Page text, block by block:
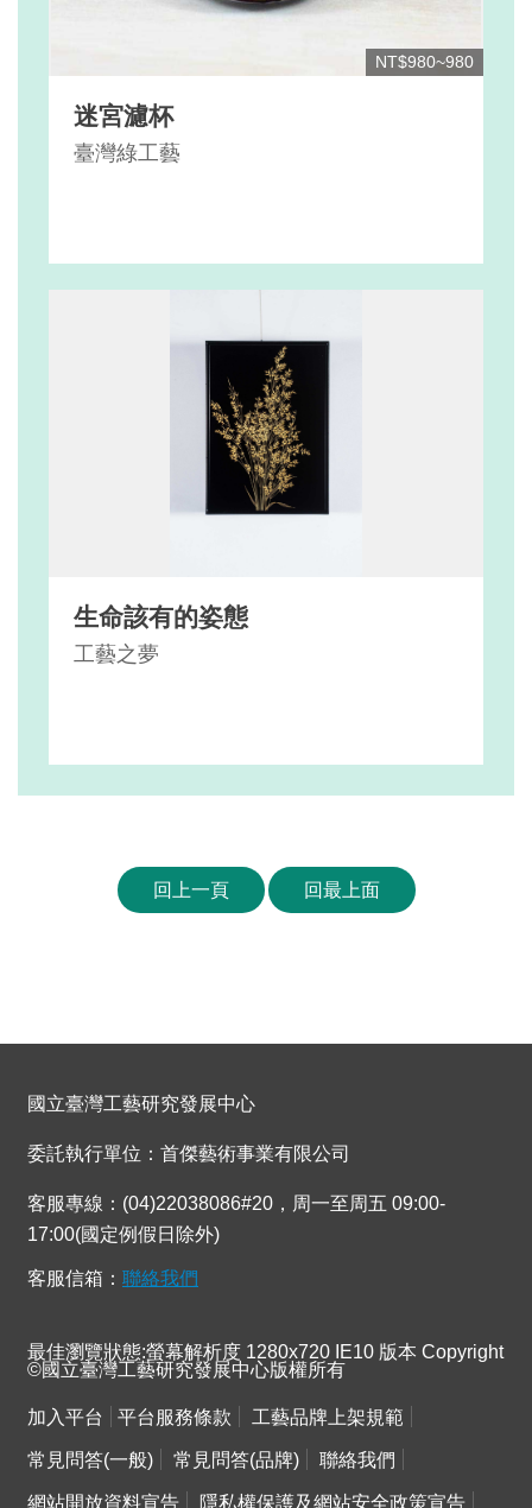
NT$980~980
迷宮濾杯
臺灣綠工藝
生命該有的姿態
工藝之夢
回上一頁 回最上面
國立臺灣工藝研究發展中心
委託執行單位：首傑藝術事業有限公司
客服專線：(04)22038086#20，周一至周五 09:00-
17:00(國定例假日除外)
客服信箱： 聯絡我們
最佳瀏覽狀態:螢幕解析度 1280x720 IE10 版本 Copyright
©國立臺灣工藝研究發展中心版權所有
加入平台 平台服務條款 工藝品牌上架規範
常見問答(一般) 常見問答(品牌) 聯絡我們
網站開放資料宣告 隱私權保護及網站安全政策宣告